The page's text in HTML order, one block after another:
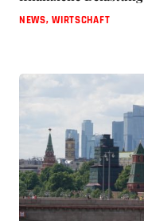
NEWS,WIRTSCHAFT